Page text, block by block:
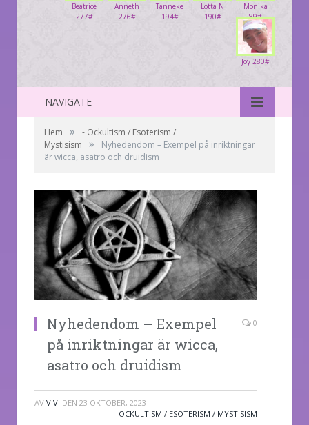
Monika
89#
Lotta N
190#
Tanneke
194#
Anneth
276#
Beatrice
277#
Joy 280#
NAVIGATE
Hem »
- Ockultism / Esoterism /
Mystisism
»
Nyhedendom – Exempel på inriktningar
är wicca, asatro och druidism
Nyhedendom – Exempel
på inriktningar är wicca,
asatro och druidism
0
AV VIVI DEN 23 OKTOBER, 2023
- OCKULTISM / ESOTERISM / MYSTISISM